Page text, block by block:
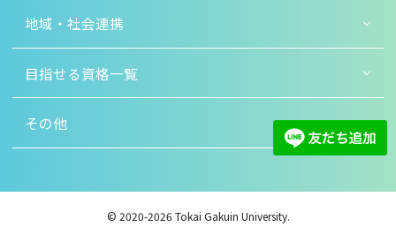
地域・社会連携
目指せる資格一覧
その他
© 2020-2026 Tokai Gakuin University.